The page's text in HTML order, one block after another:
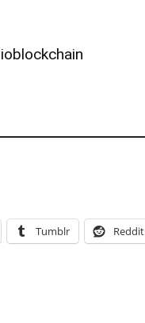
Tumblr Reddit